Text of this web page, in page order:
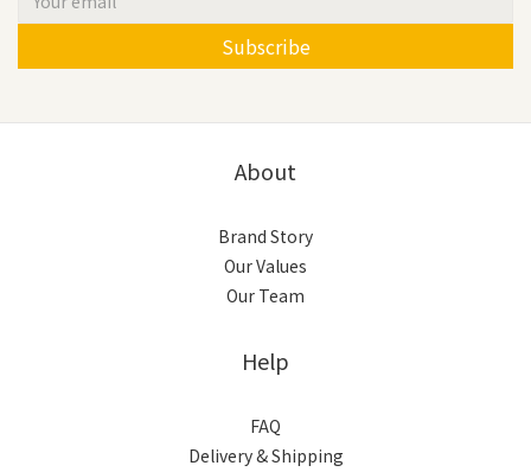
Subscribe
About
Brand Story
Our Values
Our Team
Help
FAQ
Delivery & Shipping